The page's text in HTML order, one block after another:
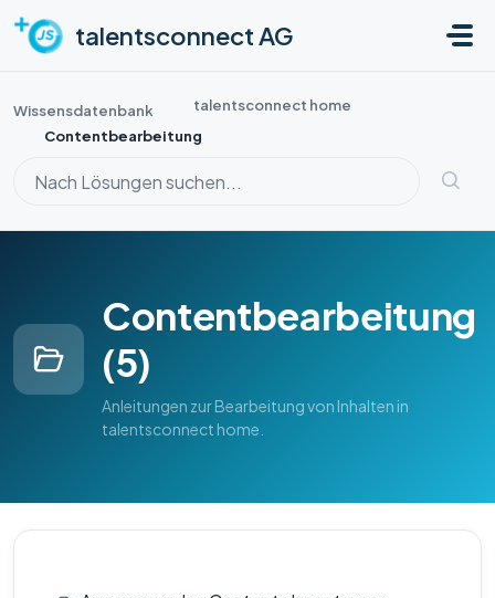
talentsconnect AG
Wissensdatenbank
talentsconnect home
Contentbearbeitung
Contentbearbeitung
(5)
Anleitungen zur Bearbeitung von Inhalten in
talentsconnect home.